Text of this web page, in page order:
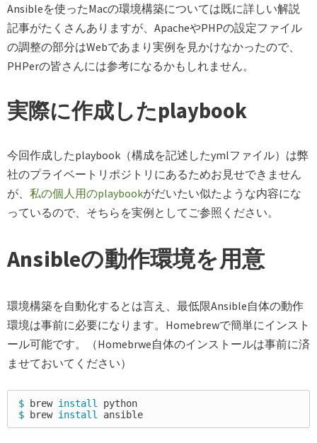
Ansibleを使ったMacの環境構築については既に詳しい解説
記事がたくさんありますが、ApacheやPHPの設定ファイル
の調整の部分はWebであまり実例を見かけなかったので、
PHPerの皆さんには参考になるかもしれません。
実際に作成したplaybook
今回作成したplaybook（構成を記述したymlファイル）は弊
社のプライベートリポジトリにあるためお見せできません
が、 私の個人用のplaybookがだいたい似たような内容にな
っているので、そちらを実例としてご参照ください。
Ansibleの動作環境を用意
環境構築を自動化するとは言え、最低限Ansible自体の動作
環境は事前に必要になります。Homebrewで簡単にインスト
ール可能です。（Homebrwe自体のインストールは事前に済
ませておいてください）
$ brew install
$
brew install